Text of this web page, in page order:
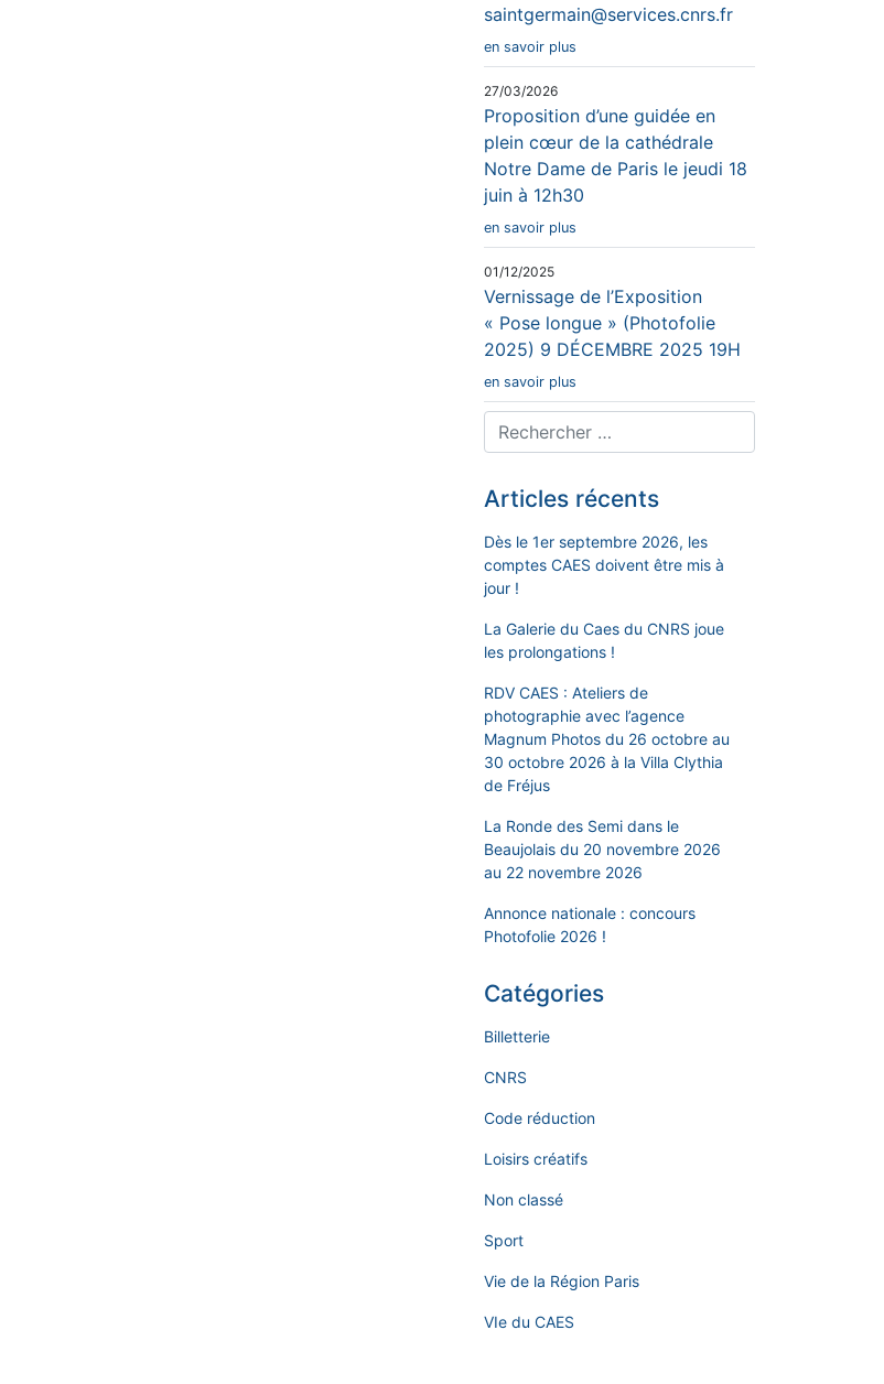
saintgermain@services.cnrs.fr
en savoir plus
27/03/2026
Proposition d’une guidée en
plein cœur de la cathédrale
Notre Dame de Paris le jeudi 18
juin à 12h30
en savoir plus
01/12/2025
Vernissage de l’Exposition
« Pose longue » (Photofolie
2025) 9 DÉCEMBRE 2025 19H
en savoir plus
Articles récents
Dès le 1er septembre 2026, les
comptes CAES doivent être mis à
jour !
La Galerie du Caes du CNRS joue
les prolongations !
RDV CAES : Ateliers de
photographie avec l’agence
Magnum Photos du 26 octobre au
30 octobre 2026 à la Villa Clythia
de Fréjus
La Ronde des Semi dans le
Beaujolais du 20 novembre 2026
au 22 novembre 2026
Annonce nationale : concours
Photofolie 2026 !
Catégories
Billetterie
CNRS
Code réduction
Loisirs créatifs
Non classé
Sport
Vie de la Région Paris
VIe du CAES